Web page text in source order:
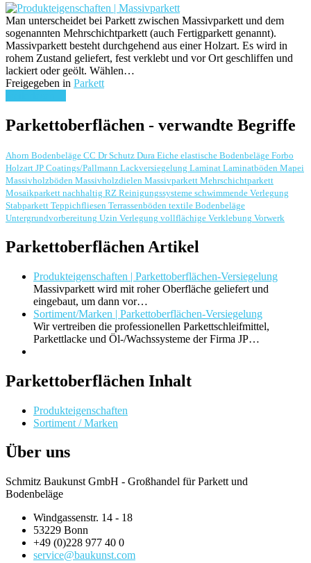
Man unterscheidet bei Parkett zwischen Massivparkett und dem
sogenannten Mehrschichtparkett (auch Fertigparkett genannt).
Massivparkett besteht durchgehend aus einer Holzart. Es wird in
rohem Zustand geliefert, fest verklebt und vor Ort geschliffen und
lackiert oder geölt. Wählen…
Freigegeben in Parkett
Parkettoberflächen - verwandte Begriffe
Ahorn Bodenbeläge CC Dr Schutz Dura Eiche elastische Bodenbeläge Forbo
Holzart JP Coatings/Pallmann Lackversiegelung Laminat Laminatböden Mapei
Massivholzböden Massivholzdielen Massivparkett Mehrschichtparkett
Mosaikparkett nachhaltig RZ Reinigungssysteme schwimmende Verlegung
Stabparkett Teppichfliesen Terrassenböden textile Bodenbeläge
Untergrundvorbereitung Uzin Verlegung vollflächige Verklebung Vorwerk
Parkettoberflächen Artikel
Produkteigenschaften | Parkettoberflächen-Versiegelung
Massivparkett wird mit roher Oberfläche geliefert und
eingebaut, um dann vor…
Sortiment/Marken | Parkettoberflächen-Versiegelung
Wir vertreiben die professionellen Parkettschleifmittel,
Parkettlacke und Öl-/Wachssysteme der Firma JP…
Parkettoberflächen Inhalt
Produkteigenschaften
Sortiment / Marken
Über uns
Schmitz Baukunst GmbH - Großhandel für Parkett und
Bodenbeläge
Windgassenstr. 14 - 18
53229 Bonn
+49 (0)228 977 40 0
service@baukunst.com